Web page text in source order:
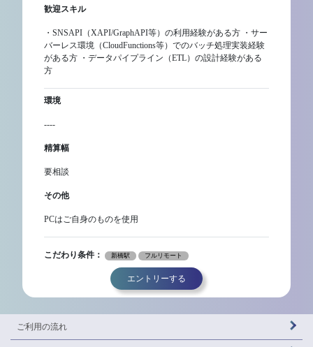
歓迎スキル
・SNSAPI（XAPI/GraphAPI等）の利用経験がある方 ・サー
バーレス環境（CloudFunctions等）でのバッチ処理実装経験
がある方 ・データパイプライン（ETL）の設計経験がある
方
環境
----
精算幅
要相談
その他
PCはご自身のものを使用
こだわり条件： 新橋駅 フルリモート
エントリーする
ご利用の流れ